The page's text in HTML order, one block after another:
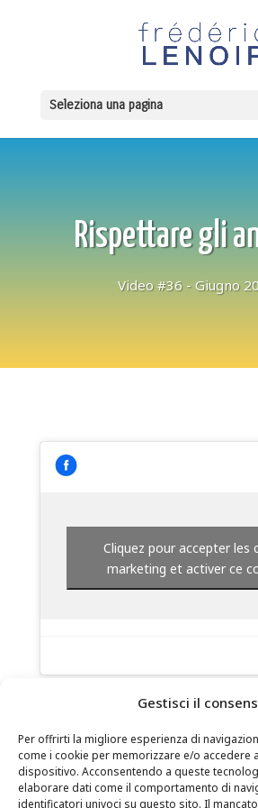
Gestisci il
Per offrirti la migliore esperienza di
come i cookie per memorizzare e/o accedere
dispositivo. Acconsentendo a queste
elaborare dati come il comportamento di
identificatori univoci su questo sito. Il
Seleziona una pagina
Rispettare gli
Video #36 - Giugno
Cliquez pour accepter les
marketing et activer ce